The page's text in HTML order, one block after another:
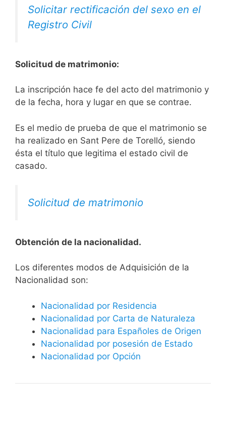
Solicitar rectificación del sexo en el
Registro Civil
Solicitud de matrimonio:
La inscripción hace fe del acto del matrimonio y
de la fecha, hora y lugar en que se contrae.
Es el medio de prueba de que el matrimonio se
ha realizado en Sant Pere de Torelló, siendo
ésta el título que legitima el estado civil de
casado.
Solicitud de matrimonio
Obtención de la nacionalidad.
​​​Los diferentes modos de Adquisición de la
Nacionalidad son:
Nacionalidad por Residencia
Nacionalidad por Carta de Naturaleza
Nacionalidad para Españoles de Origen
Nacionalidad por posesión de Estado
Nacionalidad por Opción